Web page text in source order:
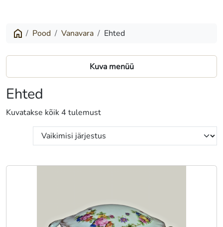
Pood Vanavara Ehted
Kuva menüü
Ehted
Kuvatakse kõik 4 tulemust